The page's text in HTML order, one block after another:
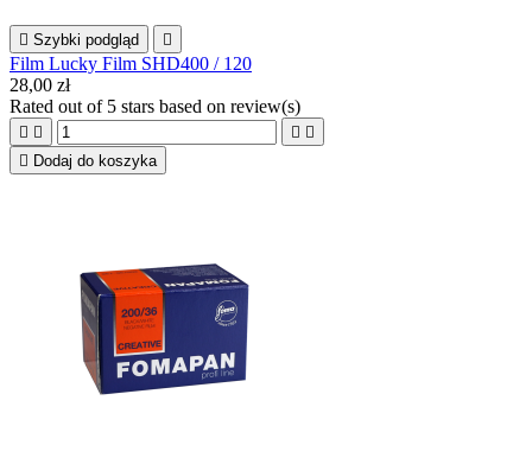
 Szybki podgląd 
Film Lucky Film SHD400 / 120
28,00 zł
Rated out of 5 stars based on review(s)
   
 Dodaj do koszyka